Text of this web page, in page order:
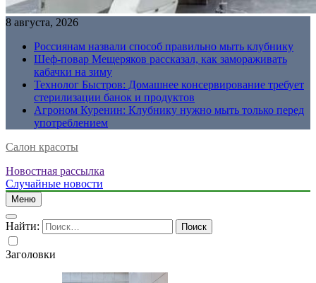
8 августа, 2026
Россиянам назвали способ правильно мыть клубнику
Шеф-повар Мещеряков рассказал, как замораживать
кабачки на зиму
Технолог Быстров: Домашнее консервирование требует
стерилизации банок и продуктов
Агроном Куренин: Клубнику нужно мыть только перед
употреблением
Салон красоты
Новостная рассылка
Случайные новости
Меню
Найти:
Заголовки